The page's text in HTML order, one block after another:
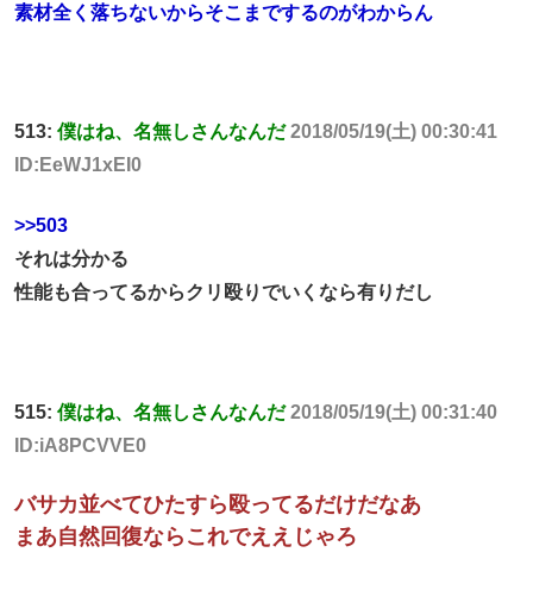
素材全く落ちないからそこまでするのがわからん
513: 僕はね、名無しさんなんだ 2018/05/19(土) 00:30:41
ID:EeWJ1xEI0
>>503
それは分かる
性能も合ってるからクリ殴りでいくなら有りだし
515: 僕はね、名無しさんなんだ 2018/05/19(土) 00:31:40
ID:iA8PCVVE0
バサカ並べてひたすら殴ってるだけだなあ
まあ自然回復ならこれでええじゃろ